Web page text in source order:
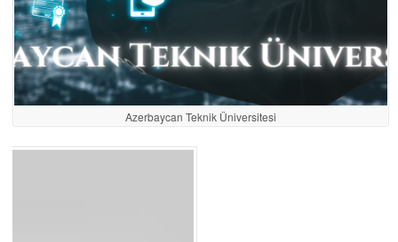
Azerbaycan Teknik Üniversitesi